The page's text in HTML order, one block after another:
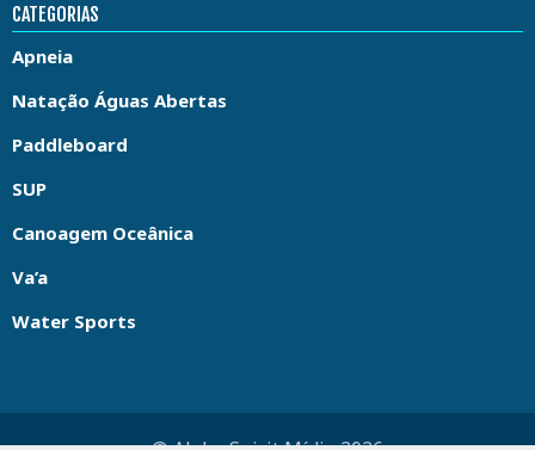
CATEGORIAS
Apneia
Natação Águas Abertas
Paddleboard
SUP
Canoagem Oceânica
Va’a
Water Sports